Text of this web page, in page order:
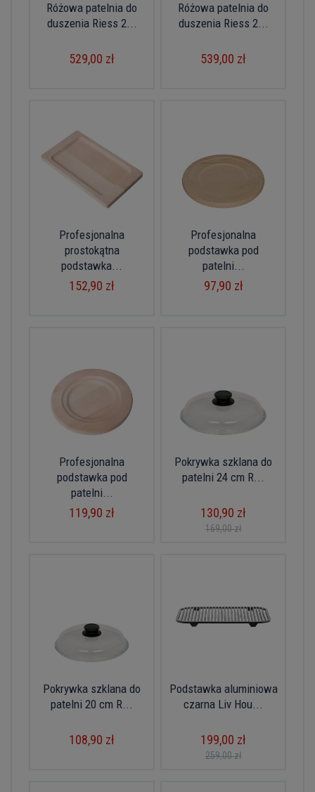
Różowa patelnia do
duszenia Riess 2...
529,00 zł
Różowa patelnia do
duszenia Riess 2...
539,00 zł
Profesjonalna
prostokątna
podstawka...
152,90 zł
Profesjonalna
podstawka pod
patelni...
97,90 zł
Profesjonalna
podstawka pod
patelni...
119,90 zł
Pokrywka szklana do
patelni 24 cm R...
130,90 zł
169,00 zł
Pokrywka szklana do
patelni 20 cm R...
108,90 zł
Podstawka aluminiowa
czarna Liv Hou...
199,00 zł
259,00 zł